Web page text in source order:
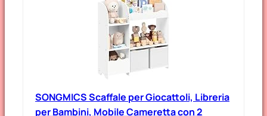
SONGMICS Scaffale per Giocattoli, Libreria
per Bambini, Mobile Cameretta con 2